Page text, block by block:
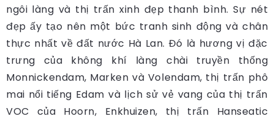
ngôi làng và thị trấn xinh đẹp thanh bình. Sự nét
đẹp ấy tạo nên một bức tranh sinh động và chân
thực nhất về đất nước Hà Lan. Đó là hương vị đặc
trưng của không khí làng chài truyền thống
Monnickendam, Marken và Volendam, thị trấn phô
mai nổi tiếng Edam và lịch sử vẻ vang của thị trấn
VOC của Hoorn, Enkhuizen, thị trấn Hanseatic